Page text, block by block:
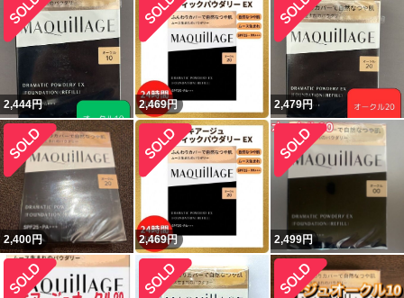
2,444円 2,469円 2,479円
2,400円 2,469円 2,499円